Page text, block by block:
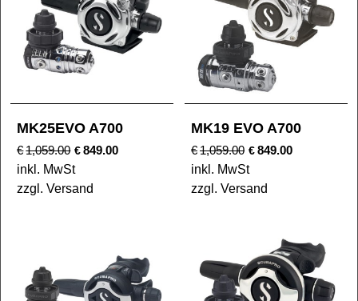
MK25EVO A700
€1,059.00 € 849.00
inkl. MwSt
zzgl. Versand
MK19 EVO A700
€1,059.00 €849.00
inkl. MwSt
zzgl. Versand